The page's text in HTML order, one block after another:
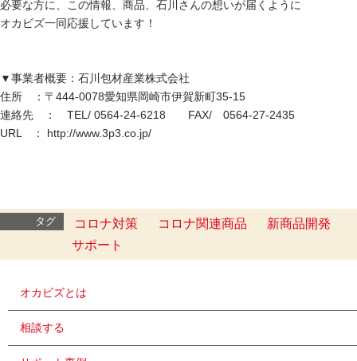
必要な方に、この情報、商品、石川さんの想いが届くように
オカビズ一同応援しています！
▼事業者概要：石川包材産業株式会社
住所 ：〒444-0078愛知県岡崎市伊賀新町35-15
連絡先 ： TEL/ 0564-24-6218 FAX/ 0564-27-2435
URL ： http://www.3p3.co.jp/
タグ コロナ対策 コロナ関連商品
新商品開発
サポート
オカビズとは
相談する